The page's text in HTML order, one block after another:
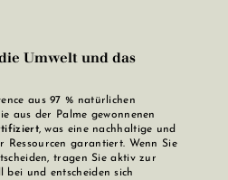
Umwelt und das
aus 97 % natürlichen
aus der Palme gewonnenen
, was eine nachhaltige und
Ressourcen garantiert. Wenn Sie
tragen Sie aktiv zur
bei und entscheiden sich